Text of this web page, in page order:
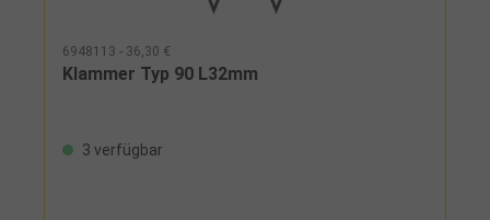
6948113 - 36,30 €
Klammer Typ 90 L32mm
3 verfügbar